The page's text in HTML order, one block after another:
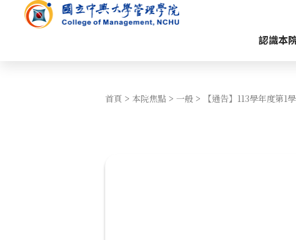
認識本
首頁 > 本院焦點 > 一般 > 【通告】113學年度第